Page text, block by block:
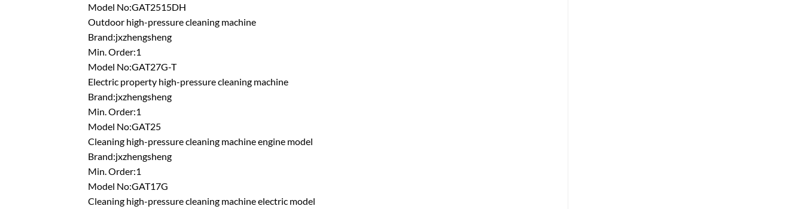
Model No:GAT2515DH
Outdoor high-pressure cleaning machine
Brand:jxzhengsheng
Min. Order:1
Model No:GAT27G-T
Electric property high-pressure cleaning machine
Brand:jxzhengsheng
Min. Order:1
Model No:GAT25
Cleaning high-pressure cleaning machine engine model
Brand:jxzhengsheng
Min. Order:1
Model No:GAT17G
Cleaning high-pressure cleaning machine electric model